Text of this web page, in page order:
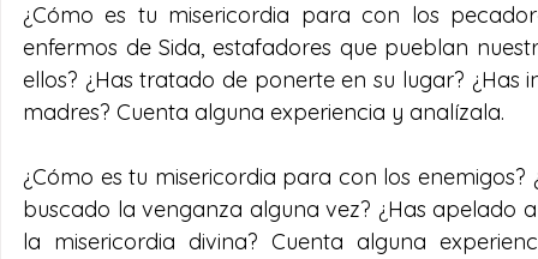
¿Cómo es tu misericordia para con los
enfermos de Sida, estafadores que pueblan
ellos? ¿Has tratado de ponerte en su lugar?
madres? Cuenta alguna experiencia y analízala.
¿Cómo es tu misericordia para con los enemigos?
buscado la venganza alguna vez? ¿Has apelado
la misericordia divina? Cuenta alguna